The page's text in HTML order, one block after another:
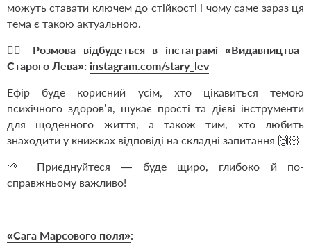
можуть ставати ключем до стійкості і чому саме зараз ця
тема є такою актуальною.
👉🏻 Розмова відбудеться в інстаграмі «Видавництва
Старого Лева»: instagram.com/stary_lev
Ефір буде корисний усім, хто цікавиться темою
психічного здоров’я, шукає прості та дієві інструменти
для щоденного життя, а також тим, хто любить
знаходити у книжках відповіді на складні запитання 🙌🏻
🌱 Приєднуйтеся — буде щиро, глибоко й по-
справжньому важливо!
«Сага Марсового поля»: